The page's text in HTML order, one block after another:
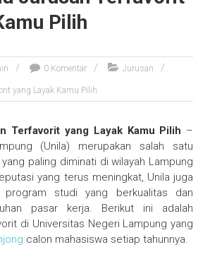
Pilih
0 Komentar Jurusan
yang Layak Kamu Pilih
Terfavorit yang Layak Kamu Pilih –
(Unila) merupakan salah satu
paling diminati di wilayah Lampung
yang terus meningkat, Unila juga
program studi yang berkualitas dan
pasar kerja. Berikut ini adalah
di Universitas Negeri Lampung yang
calon mahasiswa setiap tahunnya.